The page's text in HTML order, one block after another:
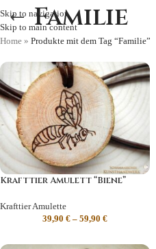
Skip to navigation
Skip to main content
Familie
Home » Produkte mit dem Tag “Familie”
Krafttier Amulett “Biene”
Krafttier Amulette
39,90 € – 59,90 €